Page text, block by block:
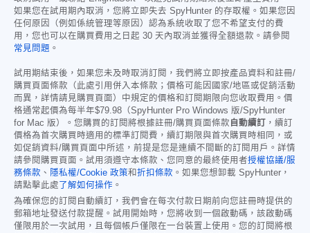
如果您在試用期內取消，您將立即失去 SpyHunter 的存取權。如果您因
任何原因（例如係統管理等原因）認為系統收取了您不希望支付的費
用，您也可以在購買費用之日起 30 天內取消並獲得全額退款。請參閱
常見問題 。
試用期結束後，如果您未及時取消訂閱，我們將立即按產品資料和註冊/
購買頁面條款（此處引用併入本條款；價格可能因國家/地區或促銷活動
而異，詳情請見購買頁面）中規定的價格和訂閱期限向您收取費用。價
格通常起價為每半年$79.98 （SpyHunter Pro Windows 版/SpyHunter
for Mac 版）。您購買的訂閱將根據註冊/購買頁面條款 自動續訂
，續訂
價格為首次購買時適用的標準訂閱費，續訂期限與首次購買時相同，或
如促銷資料/購買頁面中所述，前提是您是連續不間斷的訂閱用戶。詳情
請參閱購買頁面。試用須遵守本條款、您同意的最終使用者授權協議/服
務條款 、 隱私權/Cookie 政策和折扣條款 。如果您想卸載 SpyHunter，
請點擊此處 了解如何操作 。
為確保您的訂閱自動續訂，我們會在每次付款日期前向您註冊時提供的
郵箱地址發送付款提醒。試用開始時，您將收到一個啟動碼，該啟動碼
僅限用於一次試用，且每個帳戶僅限在一台裝置上使用。您的訂閱將根